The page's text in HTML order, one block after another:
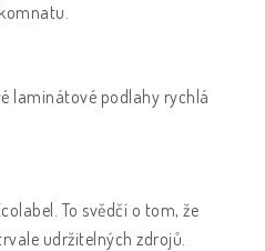
laminátové podlahy rychlá
To svědčí o tom, že
udržitelných zdrojů.